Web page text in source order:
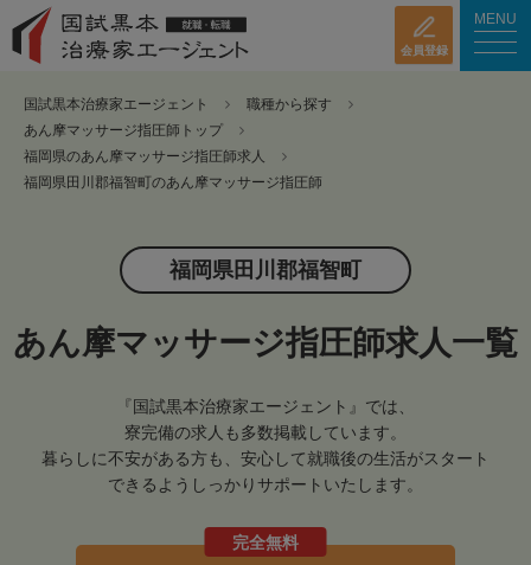
会員登録
MENU
国試黒本治療家エージェント
職種から探す
あん摩マッサージ指圧師トップ
福岡県のあん摩マッサージ指圧師求人
福岡県田川郡福智町のあん摩マッサージ指圧師
福岡県田川郡福智町
あん摩マッサージ指圧師求人一覧
『国試黒本治療家エージェント』では、
寮完備の求人も多数掲載しています。
暮らしに不安がある方も、安心して就職後の生活がスタート
できるようしっかりサポートいたします。
完全無料